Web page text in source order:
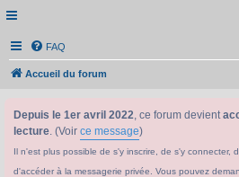
FAQ
Accueil du forum
Depuis le 1er avril 2022, ce forum devient
lecture. (Voir ce message)
Il n'est plus possible de s'y inscrire, de s'y connecter,
d'accéder à la messagerie privée. Vous pouvez